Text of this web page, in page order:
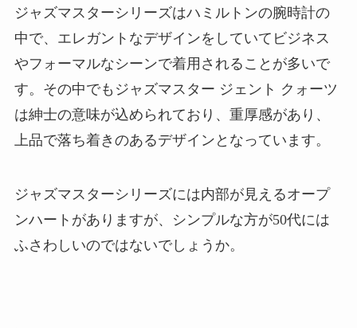
ジャズマスターシリーズはハミルトンの腕時計の
中で、エレガントなデザインをしていてビジネス
やフォーマルなシーンで着用されることが多いで
す。その中でもジャズマスター ジェント クォーツ
は紳士の意味が込められており、重厚感があり、
上品で落ち着きのあるデザインとなっています。
ジャズマスターシリーズには内部が見えるオープ
ンハートがありますが、シンプルな方が50代には
ふさわしいのではないでしょうか。